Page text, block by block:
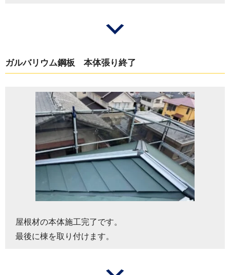
ガルバリウム鋼板 本体張り終了
屋根材の本体施工完了です。
最後に棟を取り付けます。